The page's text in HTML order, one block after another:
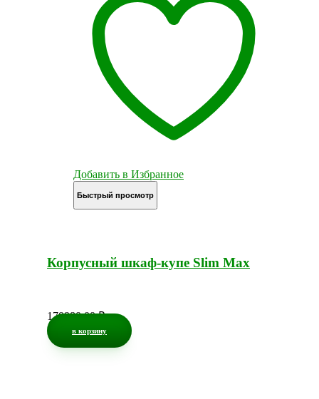
Добавить в Избранное
Быстрый просмотр
Корпусный шкаф-купе Slim Max
170980,00₽
в корзину